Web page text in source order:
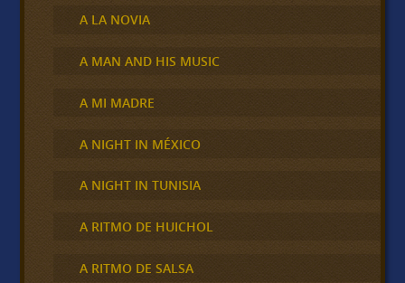
A LA NOVIA
A MAN AND HIS MUSIC
A MI MADRE
A NIGHT IN MÉXICO
A NIGHT IN TUNISIA
A RITMO DE HUICHOL
A RITMO DE SALSA